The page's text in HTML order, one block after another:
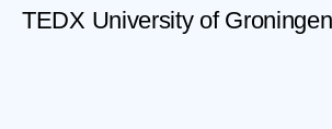
TEDX University of